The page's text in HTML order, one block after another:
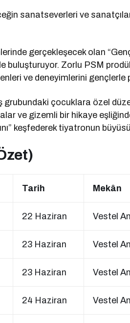
sanatseverleri ve
gerçekleşecek olan
buluşturuyor. Zorlu PSM
ve deneyimlerini gençlerle
grubundaki çocuklara özel
ve gizemli bir hikaye
keşfederek tiyatronun
Tarih Mekân
22 Haziran Vestel
23 Haziran Vestel
23 Haziran Vestel
24 Haziran Vestel